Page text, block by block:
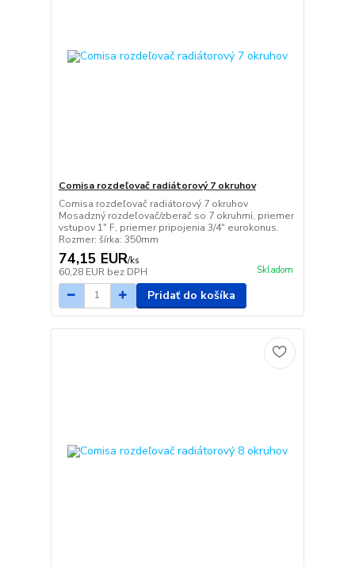
Comisa rozdeľovač radiátorový 7 okruhov
Comisa rozdeľovač radiátorový 7 okruhov
Mosadzný rozdeľovač/zberač so 7 okruhmi, priemer
vstupov 1" F, priemer pripojenia 3/4" eurokonus.
Rozmer: šírka: 350mm
74,15 EUR/ks
60,28 EUR bez DPH Skladom
Pridať do košíka